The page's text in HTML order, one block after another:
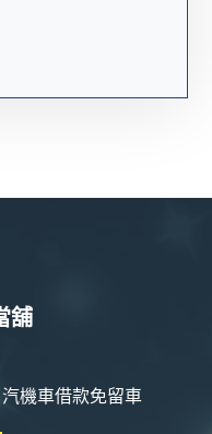
舖
機車借款免留車